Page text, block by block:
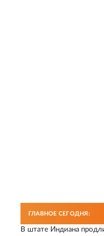
ГЛАВНОЕ СЕГОДНЯ:
В штате Индиана